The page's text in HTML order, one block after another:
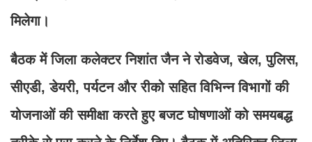
मिलेगा।
बैठक में जिला कलेक्टर निशांत जैन ने रोडवेज, खेल, पुलिस,
सीएडी, डेयरी, पर्यटन और रीको सहित विभिन्न विभागों की
योजनाओं की समीक्षा करते हुए बजट घोषणाओं को समयबद्ध